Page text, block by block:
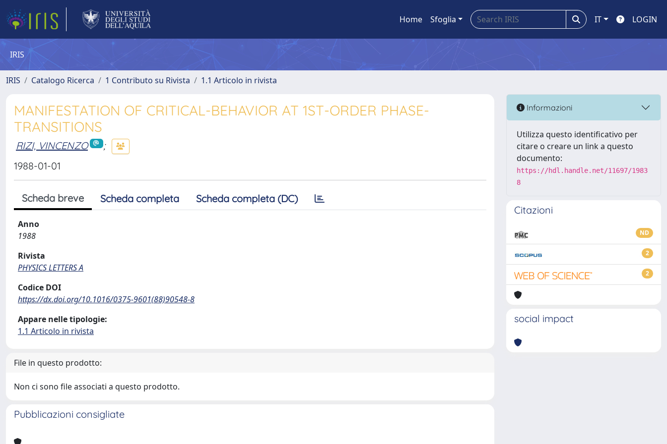
Home Sfoglia IT LOGIN
IRIS
IRIS Catalogo Ricerca 1 Contributo su Rivista 1.1 Articolo in rivista
MANIFESTATION OF CRITICAL-BEHAVIOR AT 1ST-ORDER PHASE-
TRANSITIONS
RIZI, VINCENZO
;
1988-01-01
Scheda breve Scheda completa Scheda completa (DC)
Anno
1988
Rivista
PHYSICS LETTERS A
Codice DOI
https://dx.doi.org/10.1016/0375-9601(88)90548-8
Appare nelle tipologie:
1.1 Articolo in rivista
File in questo prodotto:
Non ci sono file associati a questo prodotto.
Pubblicazioni consigliate
Informazioni
Utilizza questo identificativo per
citare o creare un link a questo
documento:
https://hdl.handle.net/11697/1983
8
Citazioni
ND
2
2
social impact